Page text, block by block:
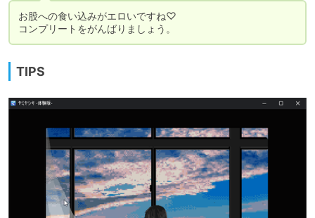
お股への食い込みがエロいですね♡
コンプリートをがんばりましょう。
TIPS